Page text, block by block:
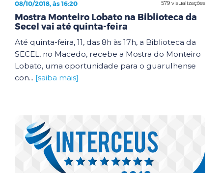
579 visualizações
08/10/2018, às 16:20
Mostra Monteiro Lobato na Biblioteca da
Secel vai até quinta-feira
Até quinta-feira, 11, das 8h às 17h, a Biblioteca da
SECEL, no Macedo, recebe a Mostra do Monteiro
Lobato, uma oportunidade para o guarulhense
con... [saiba mais]